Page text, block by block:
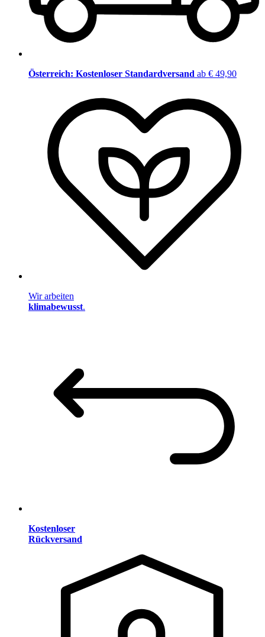
Österreich: Kostenloser Standardversand ab € 49,90
Wir arbeiten
klimabewusst.
Kostenloser
Rückversand